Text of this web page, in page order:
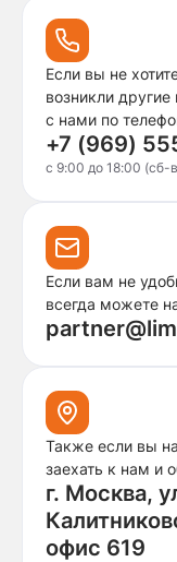
Если вы не
возникли
с нами по
+7 (969)
c 9:00 до 18:00 (сб-
Если вам не
всегда можете
Также если вы
заехать к нам и
г. Москва,
офис 619